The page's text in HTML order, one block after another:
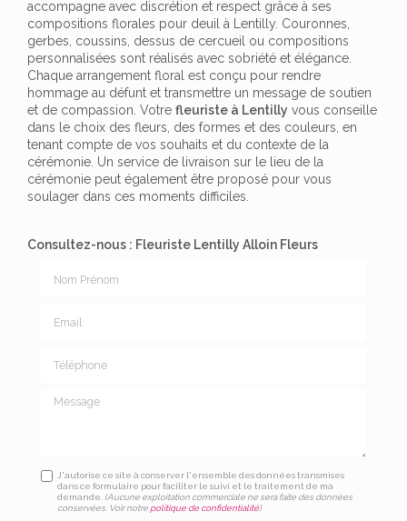
accompagne avec discrétion et respect grâce à ses
compositions florales pour deuil à Lentilly. Couronnes,
gerbes, coussins, dessus de cercueil ou compositions
personnalisées sont réalisés avec sobriété et élégance.
Chaque arrangement floral est conçu pour rendre
hommage au défunt et transmettre un message de soutien
et de compassion. Votre fleuriste à Lentilly vous conseille
dans le choix des fleurs, des formes et des couleurs, en
tenant compte de vos souhaits et du contexte de la
cérémonie. Un service de livraison sur le lieu de la
cérémonie peut également être proposé pour vous
soulager dans ces moments difficiles.
Consultez-nous : Fleuriste Lentilly Alloin Fleurs
Message
J'autorise ce site à conserver l'ensemble des données transmises
dans ce formulaire pour faciliter le suivi et le traitement de ma
demande. (Aucune exploitation commerciale ne sera faite des données
conservées. Voir notre politique de confidentialité)